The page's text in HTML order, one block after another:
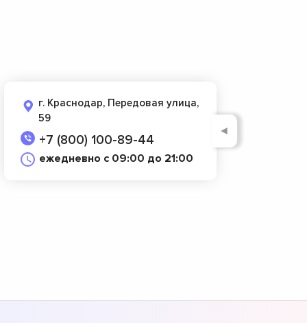
г. Краснодар, Передовая улица,
59
+7 (800) 100-89-44
ежедневно с 09:00 до 21:00
◄